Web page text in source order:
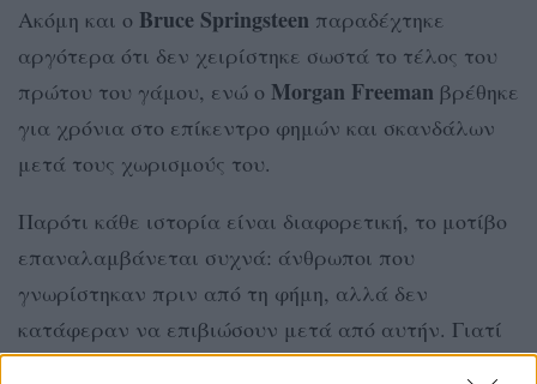
Ακόμη και ο Bruce Springsteen παραδέχτηκε
αργότερα ότι δεν χειρίστηκε σωστά το τέλος του
πρώτου του γάμου, ενώ ο Morgan Freeman βρέθηκε
για χρόνια στο επίκεντρο φημών και σκανδάλων
μετά τους χωρισμούς του.
Παρότι κάθε ιστορία είναι διαφορετική, το μοτίβο
επαναλαμβάνεται συχνά: άνθρωποι που
γνωρίστηκαν πριν από τη φήμη, αλλά δεν
κατάφεραν να επιβιώσουν μετά από αυτήν. Γιατί
πολλές φορές, η μεγαλύτερη αλλαγή που φέρνει η